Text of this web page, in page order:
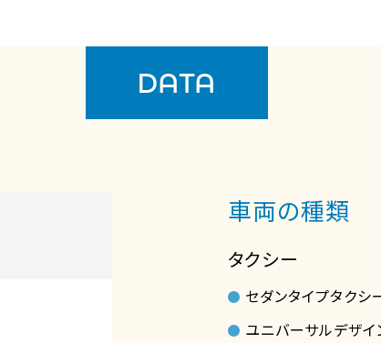
DATA
車両の種類
タクシー
セダンタイプタクシ
ユニバーサルデザイ